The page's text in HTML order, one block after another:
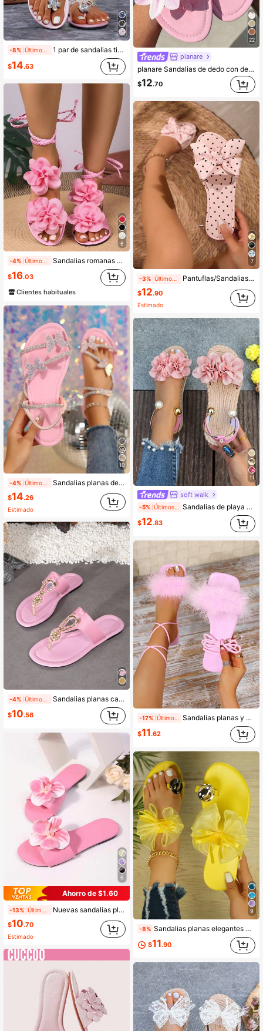
-8% 1 par de sandalias tipo tanga con adornos de cristales brillantes de estilo romano para mujer, parte superior tejida hueca en negro con acentos de cristales iridiscentes
$14.63
6
-4% Sandalias romanas planas, de moda y cómodas, con decoración floral 3D para mujeres
$16.03
Clientes habituales
10
-4% Sandalias planas de verano nuevas con lazo de strass y diseño de múltiples correas de doble uso, cómodas para citas, fiestas, hogar, uso casual y salidas diarias
$14.26
Estimado
-4% Sandalias planas casuales y cómodas para mujer con hebilla de metal decorada con strass, estilo minimalista, para San Valentín
$10.56
6
Ahorro de $1.60
-13% Nuevas sandalias planas de dedo abierto con diseño de flores artificiales, sandalias planas de dedo abierto de moda de verano para mujer, zapatos de playa
$10.70
Estimado
22
planare
planare Sandalias de dedo con decoración de orquídea rosa nuevas de verano para mujer, estilo hada, planas, zapatos de playa para vacaciones, zapatos lindos, chanclas, pantuflas planas para mujer
$12.70
7
-3% Pantuflas/Sandalias con decoración de lazo para mujer/Cómodas & Ligeras/Modernas & Versátiles Adecuadas para Vacaciones/Playa/Citas/Compras/Ocio en el hogar/Múltiples ocasiones Disponibles en Amarillo, Crema, Negro, Rosa, Blanco, Azul Cielo y talla grande colores
$12.90
Estimado
11
soft walk
-5% Sandalias de playa con estampado floral para mujer, ligeras y de moda, estilo dulce de hada, versátiles para vacaciones de verano, antideslizantes con suela blanda
$12.83
-17% Sandalias planas y esponjosas para mujer, zapatos de vestir casuales para fiesta y boda con lazo, estilo hada (talla grande)
$11.62
9
-8% Sandalias planas elegantes para mujer con lazo de satén azul pavo real & multicolor, decoración de anillo de dedo de metal plateado, chanclas tipo flip flop con tira en T, zapatos casuales de verano para playa y vacaciones con punta abierta
$11.90